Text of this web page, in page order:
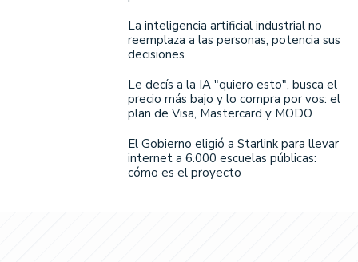
La inteligencia artificial industrial no
reemplaza a las personas, potencia sus
decisiones
Le decís a la IA "quiero esto", busca el
precio más bajo y lo compra por vos: el
plan de Visa, Mastercard y MODO
El Gobierno eligió a Starlink para llevar
internet a 6.000 escuelas públicas:
cómo es el proyecto